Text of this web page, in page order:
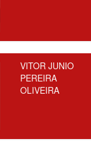
VITOR JUNIO
PEREIRA
OLIVEIRA